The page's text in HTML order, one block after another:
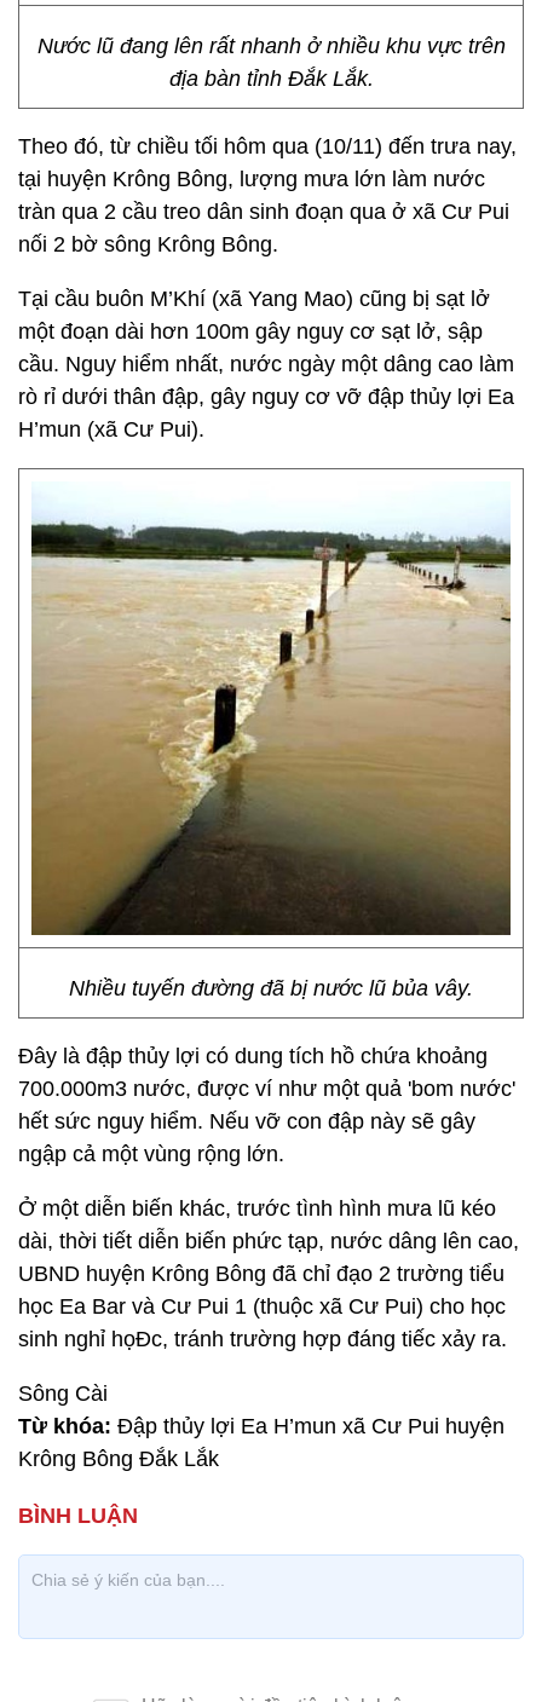
Nước lũ đang lên rất nhanh ở nhiều khu vực trên
địa bàn tỉnh Đắk Lắk.
Theo đó, từ chiều tối hôm qua (10/11) đến trưa nay,
tại huyện Krông Bông, lượng mưa lớn làm nước
tràn qua 2 cầu treo dân sinh đoạn qua ở xã Cư Pui
nối 2 bờ sông Krông Bông.
Tại cầu buôn M’Khí (xã Yang Mao) cũng bị sạt lở
một đoạn dài hơn 100m gây nguy cơ sạt lở, sập
cầu. Nguy hiểm nhất, nước ngày một dâng cao làm
rò rỉ dưới thân đập, gây nguy cơ vỡ đập thủy lợi Ea
H’mun (xã Cư Pui).
Nhiều tuyến đường đã bị nước lũ bủa vây.
Đây là đập thủy lợi có dung tích hồ chứa khoảng
700.000m3 nước, được ví như một quả 'bom nước'
hết sức nguy hiểm. Nếu vỡ con đập này sẽ gây
ngập cả một vùng rộng lớn.
Ở một diễn biến khác, trước tình hình mưa lũ kéo
dài, thời tiết diễn biến phức tạp, nước dâng lên cao,
UBND huyện Krông Bông đã chỉ đạo 2 trường tiểu
học Ea Bar và Cư Pui 1 (thuộc xã Cư Pui) cho học
sinh nghỉ họĐc, tránh trường hợp đáng tiếc xảy ra.
Sông Cài
Từ khóa: Đập thủy lợi Ea H’mun xã Cư Pui huyện
Krông Bông Đắk Lắk